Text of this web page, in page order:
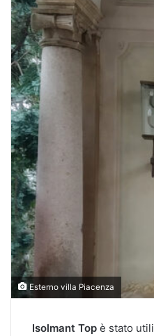
Esterno villa Piacenza
Isolmant Top è stato